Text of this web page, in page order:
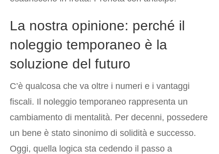
La nostra opinione: perché il
noleggio temporaneo è la
soluzione del futuro
C’è qualcosa che va oltre i numeri e i vantaggi
fiscali. Il noleggio temporaneo rappresenta un
cambiamento di mentalità. Per decenni, possedere
un bene è stato sinonimo di solidità e successo.
Oggi, quella logica sta cedendo il passo a